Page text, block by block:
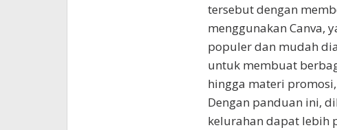
tersebut dengan
menggunakan Canva,
populer dan mudah
untuk membuat
hingga materi
Dengan panduan ini,
kelurahan dapat lebih